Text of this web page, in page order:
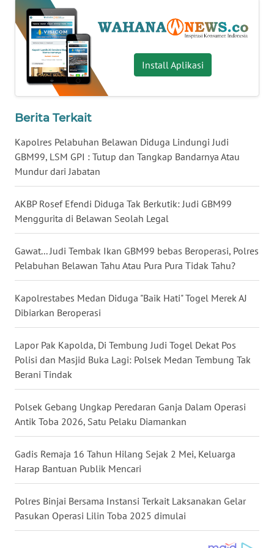
Install Aplikasi
Berita Terkait
Kapolres Pelabuhan Belawan Diduga Lindungi Judi
GBM99, LSM GPI : Tutup dan Tangkap Bandarnya Atau
Mundur dari Jabatan
AKBP Rosef Efendi Diduga Tak Berkutik: Judi GBM99
Menggurita di Belawan Seolah Legal
Gawat... Judi Tembak Ikan GBM99 bebas Beroperasi, Polres
Pelabuhan Belawan Tahu Atau Pura Pura Tidak Tahu?
Kapolrestabes Medan Diduga "Baik Hati" Togel Merek AJ
Dibiarkan Beroperasi
Lapor Pak Kapolda, Di Tembung Judi Togel Dekat Pos
Polisi dan Masjid Buka Lagi: Polsek Medan Tembung Tak
Berani Tindak
Polsek Gebang Ungkap Peredaran Ganja Dalam Operasi
Antik Toba 2026, Satu Pelaku Diamankan
Gadis Remaja 16 Tahun Hilang Sejak 2 Mei, Keluarga
Harap Bantuan Publik Mencari
Polres Binjai Bersama Instansi Terkait Laksanakan Gelar
Pasukan Operasi Lilin Toba 2025 dimulai
WN
BABEL
WN
SUMBAR
SUMSEL
WN
BENGKULU
WN
JATENG
NUSANTARA
JOGJA
WN
JATIM
WN
BALI
WN
KALBAR
WN
KALTENG